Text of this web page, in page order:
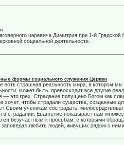
царевича Димитрия при 1-й Градской
социальной деятельности.
формы социального служения Церкви
есть страшная реальность мира, в котором
может быть, превосходит все другие
— это грех. Страдание попущено Богом как
хочет, чтобы страдали существа, созданные
Своим ученикам сострадать,
в страдании. Евангелие показывает нам
безучастным к просьбам, с которыми
заповедал любить людей, живущих рядом с